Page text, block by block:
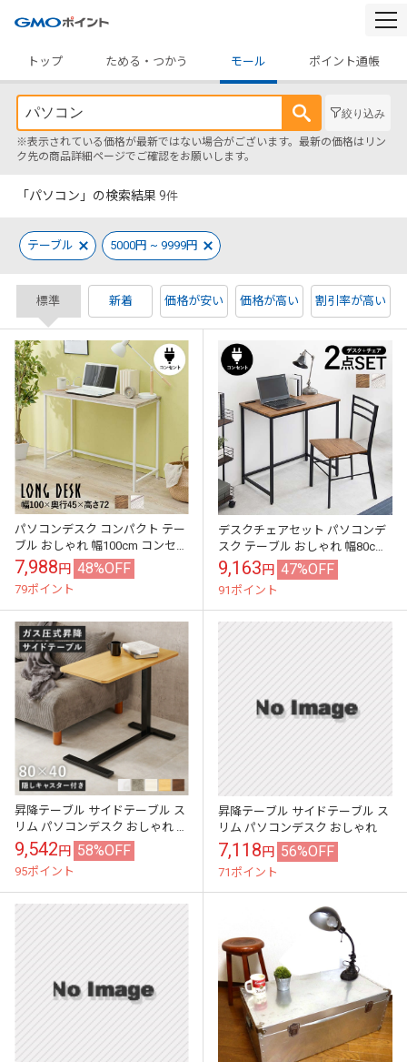
トップ
ためる・つかう モール ポイント通帳
絞り込み
※表示されている価格が最新ではない場合がございます。最新の価格はリン
ク先の商品詳細ページでご確認をお願いします。
「パソコン」の検索結果 9件
テーブル 5000円 ~ 9999円
標準 新着 価格が安い 価格が高い 割引率が高い
パソコンデスク コンパクト テー
ブル おしゃれ 幅100cm コンセン
ト付き
7,988円 48%OFF
79ポイント
デスクチェアセット パソコンデ
スク テーブル おしゃれ 幅80cm
コンセント付き
9,163円 47%OFF
91ポイント
昇降テーブル サイドテーブル ス
リム パソコンデスク おしゃれ キ
ャスター 作業台
9,542円 58%OFF
95ポイント
昇降テーブル サイドテーブル ス
リム パソコンデスク おしゃれ
7,118円 56%OFF
71ポイント